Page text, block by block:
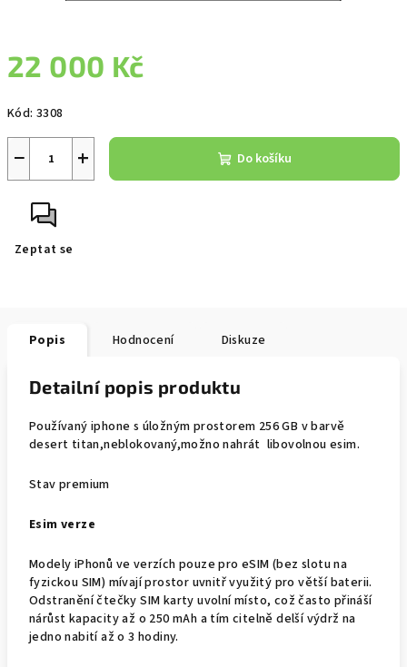
22 000 Kč
cena:
Kód: 3308
+
− Do košíku
Zeptat se
Popis Hodnocení Diskuze
Detailní popis produktu
Používaný iphone s úložným prostorem 256 GB v barvě
desert titan,neblokovaný,možno nahrát libovolnou esim.
Stav premium
Esim verze
Modely iPhonů ve verzích pouze pro eSIM (bez slotu na
fyzickou SIM) mívají prostor uvnitř využitý provětší baterii.
Odstranění čtečky SIM karty uvolní místo, což často přináší
nárůst kapacity až o 250 mAh a tím citelně delší výdrž na
jedno nabití až o 3 hodiny.